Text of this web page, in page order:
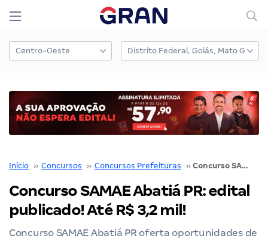
Início ›› Concursos ›› Concursos Prefeituras ›› Concurso SAMAE Abatiá PR: edital publicado! Até R$ 3,2 mil!
Concurso SAMAE Abatiá PR: edital
publicado! Até R$ 3,2 mil!
Concurso SAMAE Abatiá PR oferta oportunidades de